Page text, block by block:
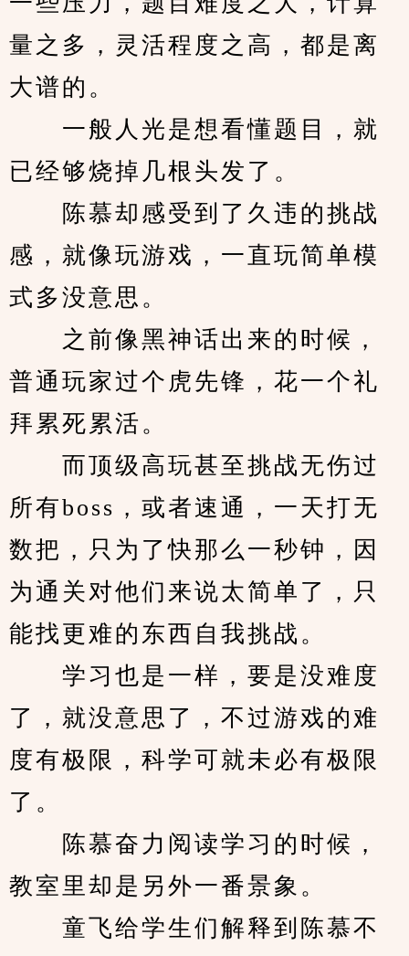
量之多，灵活程度之高，都是离
大谱的。
一般人光是想看懂题目，就
已经够烧掉几根头发了。
陈慕却感受到了久违的挑战
感，就像玩游戏，一直玩简单模
式多没意思。
之前像黑神话出来的时候，
普通玩家过个虎先锋，花一个礼
拜累死累活。
而顶级高玩甚至挑战无伤过
所有boss，或者速通，一天打无
数把，只为了快那么一秒钟，因
为通关对他们来说太简单了，只
能找更难的东西自我挑战。
学习也是一样，要是没难度
了，就没意思了，不过游戏的难
度有极限，科学可就未必有极限
了。
陈慕奋力阅读学习的时候，
教室里却是另外一番景象。
童飞给学生们解释到陈慕不